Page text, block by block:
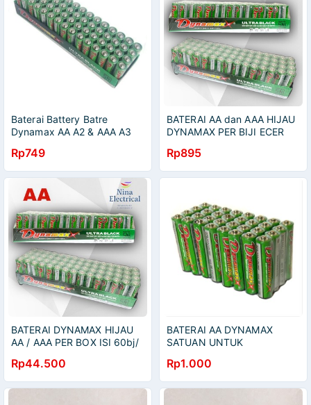
Baterai Battery Batre
Dynamax AA A2 & AAA A3
Rp749
BATERAI AA dan AAA HIJAU
DYNAMAX PER BIJI ECER
Rp895
BATERAI DYNAMAX HIJAU
AA / AAA PER BOX ISI 60bj/
Rp44.500
BATERAI AA DYNAMAX
SATUAN UNTUK
Rp1.000